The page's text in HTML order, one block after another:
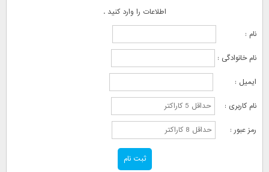
اطلاعات را وارد کنید .
نام :
نام خانوادگی :
ایمیل :
نام کاربری :
رمز عبور :